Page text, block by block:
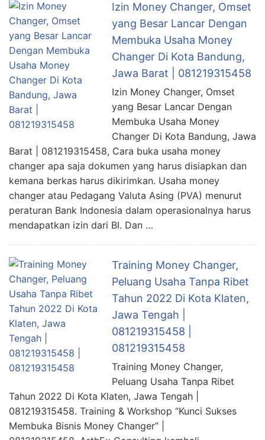
Izin Money Changer, Omset
yang Besar Lancar Dengan
Membuka Usaha Money
Changer Di Kota Bandung,
Jawa Barat | 081219315458
Izin Money Changer, Omset
yang Besar Lancar Dengan
Membuka Usaha Money
Changer Di Kota Bandung, Jawa
Barat | 081219315458, Cara buka usaha money
changer apa saja dokumen yang harus disiapkan dan
kemana berkas harus dikirimkan. Usaha money
changer atau Pedagang Valuta Asing (PVA) menurut
peraturan Bank Indonesia dalam operasionalnya harus
mendapatkan izin dari BI. Dan …
Training Money Changer,
Peluang Usaha Tanpa Ribet
Tahun 2022 Di Kota Klaten,
Jawa Tengah |
081219315458 |
081219315458
Training Money Changer,
Peluang Usaha Tanpa Ribet
Tahun 2022 Di Kota Klaten, Jawa Tengah |
081219315458. Training & Workshop “Kunci Sukses
Membuka Bisnis Money Changer” |